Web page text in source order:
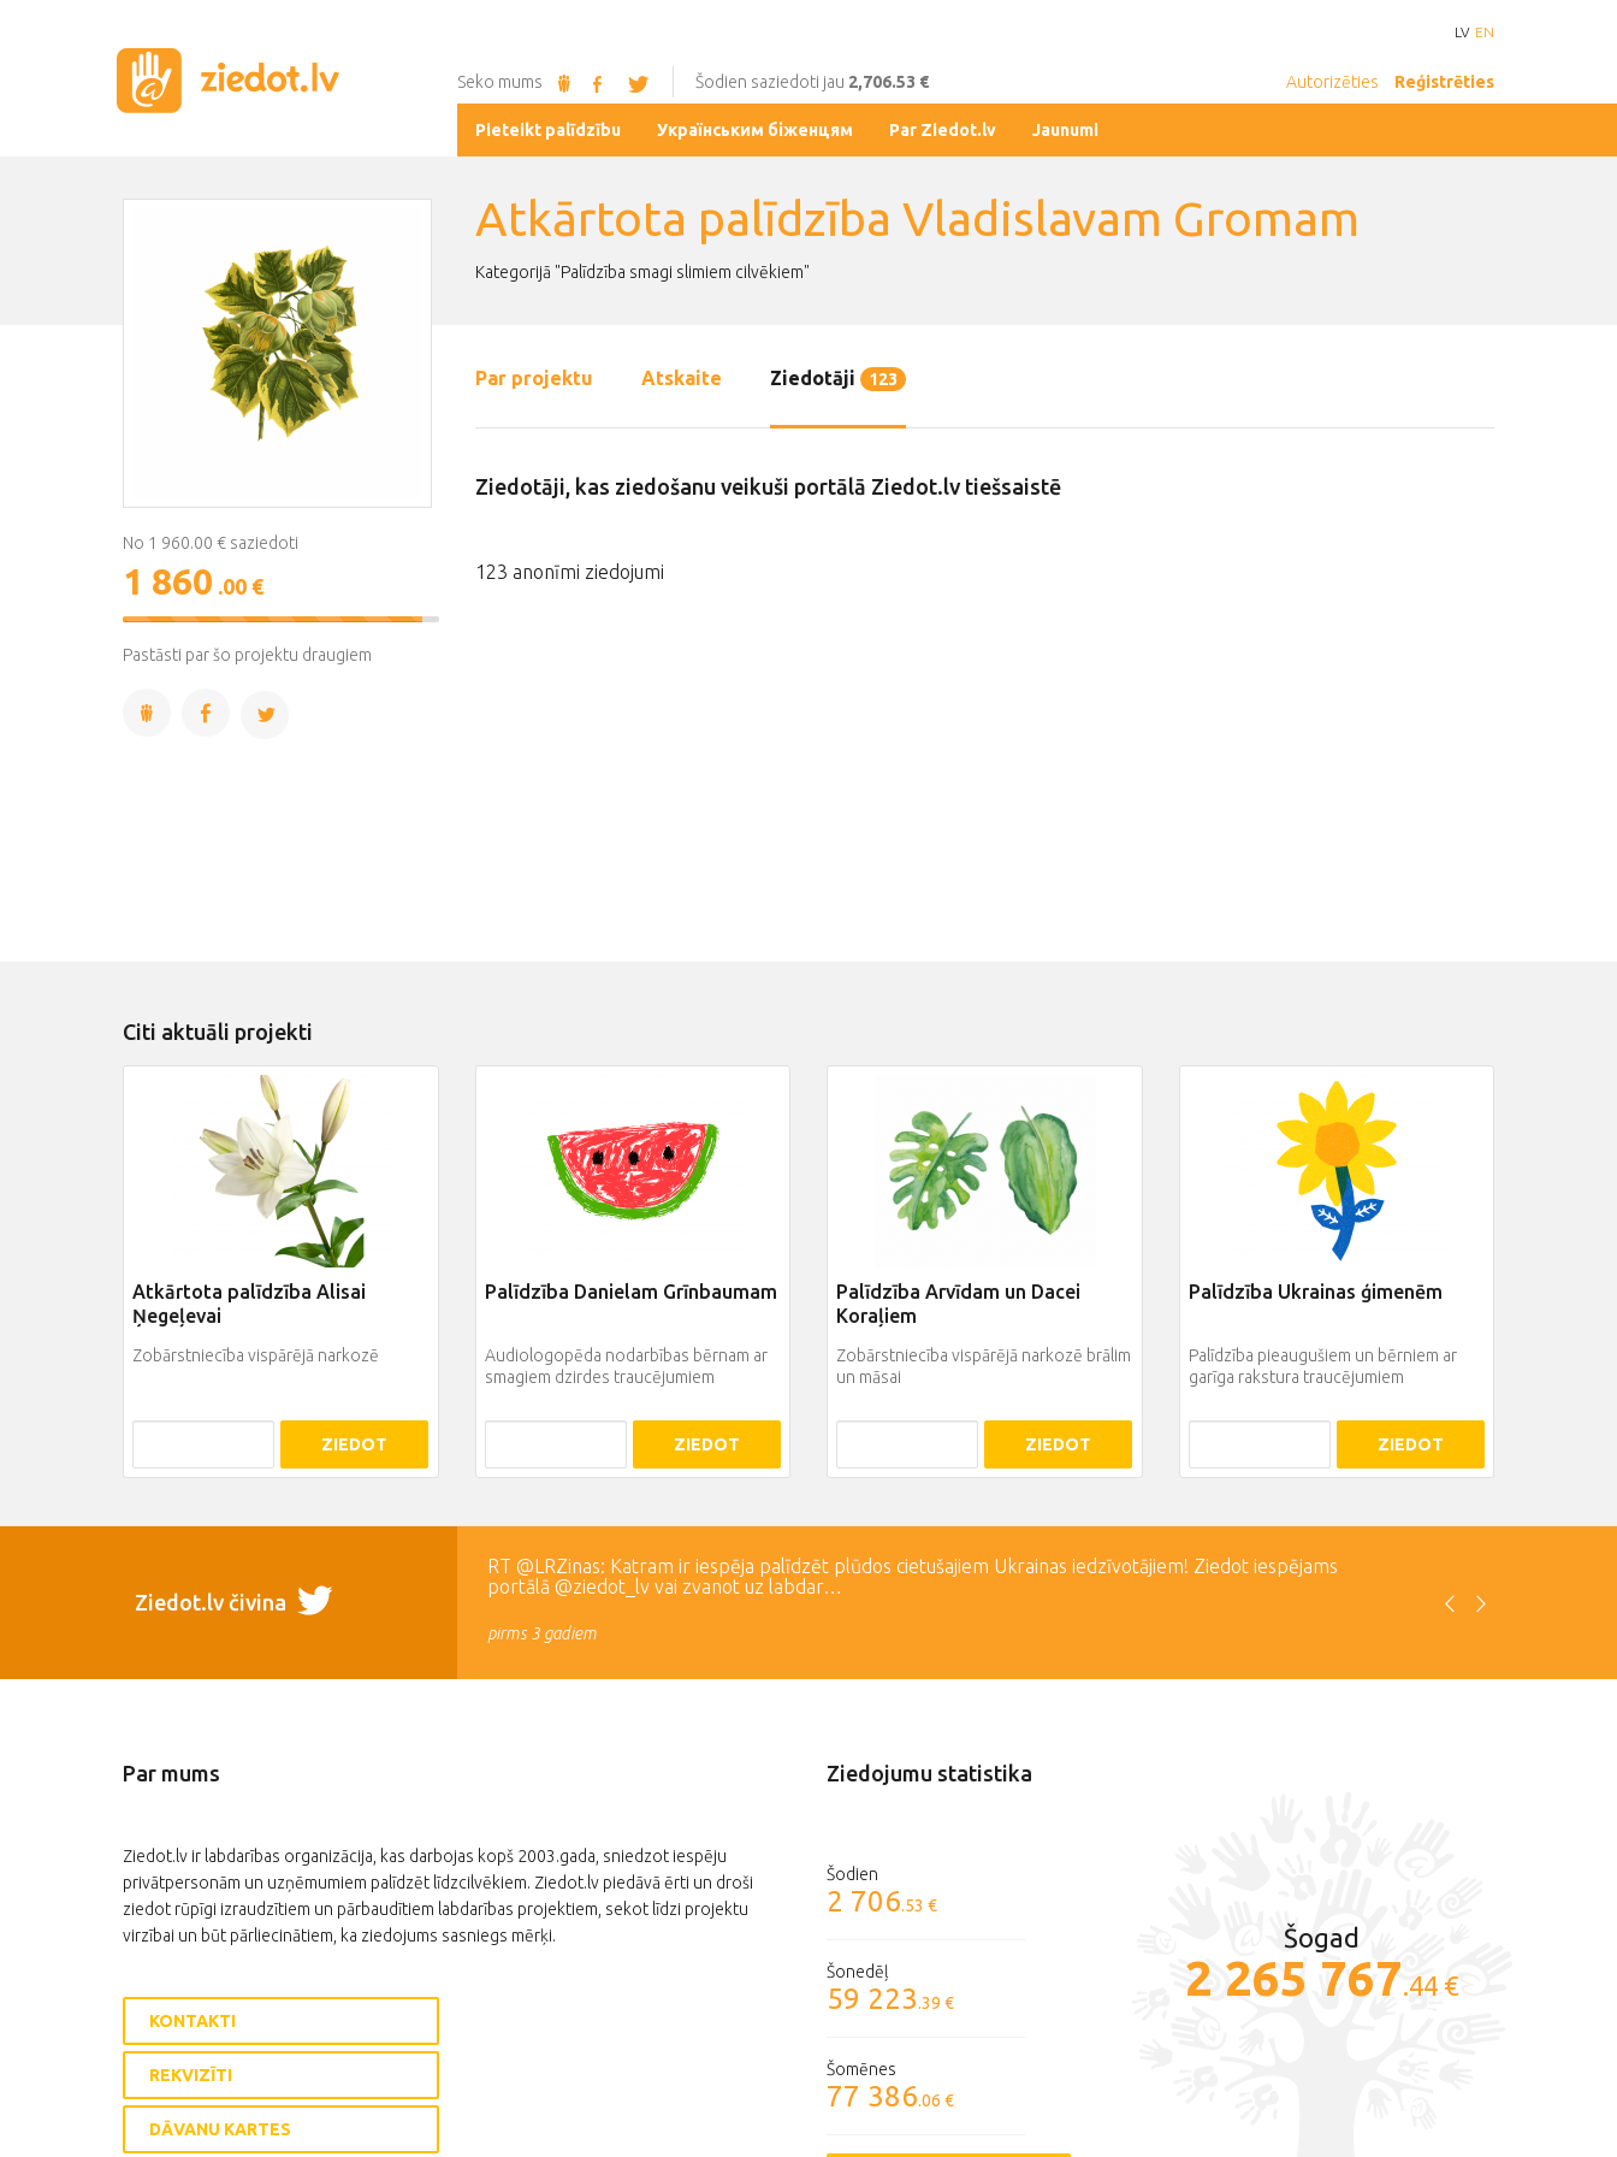
LV EN
Seko mums Šodien saziedoti jau 2,706.53 € Autorizēties Reģistrēties
Pieteikt palīdzību Українським біженцям Par Ziedot.lv Jaunumi
Atkārtota palīdzība Vladislavam Gromam
Kategorijā "Palīdzība smagi slimiem cilvēkiem"
No 1 960.00 € saziedoti
1 860 .00 €
95%
Complete
Pastāsti par šo projektu draugiem
Par projektu Atskaite Ziedotāji 123
Ziedotāji, kas ziedošanu veikuši portālā Ziedot.lv tiešsaistē
123 anonīmi ziedojumi
Citi aktuāli projekti
Atkārtota palīdzība Alisai
Ņegeļevai
Zobārstniecība vispārējā narkozē
ZIEDOT
Palīdzība Danielam Grīnbaumam
Audiologopēda nodarbības bērnam ar
smagiem dzirdes traucējumiem
ZIEDOT
Palīdzība Arvīdam un Dacei
Koraļiem
Zobārstniecība vispārējā narkozē brālim
un māsai
ZIEDOT
Palīdzība Ukrainas ģimenēm
Palīdzība pieaugušiem un bērniem ar
garīga rakstura traucējumiem
ZIEDOT
Ziedot.lv čivina
RT @LRZinas: Katram ir iespēja palīdzēt plūdos cietušajiem Ukrainas iedzīvotājiem! Ziedot iespējams
portālā @ziedot_lv vai zvanot uz labdar…
pirms 3 gadiem
Par mums
Ziedot.lv ir labdarības organizācija, kas darbojas kopš 2003.gada, sniedzot iespēju
privātpersonām un uzņēmumiem palīdzēt līdzcilvēkiem. Ziedot.lv piedāvā ērti un droši
ziedot rūpīgi izraudzītiem un pārbaudītiem labdarības projektiem, sekot līdzi projektu
virzībai un būt pārliecinātiem, ka ziedojums sasniegs mērķi.
KONTAKTI
REKVIZĪTI
DĀVANU KARTES
Ziedojumu statistika
Šodien
2 706.53 €
Šonedēļ
59 223.39 €
Šomēnes
77 386.06 €
Šogad
2 265 767.44 €